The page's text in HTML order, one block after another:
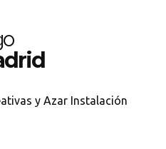
y Azar Instalación